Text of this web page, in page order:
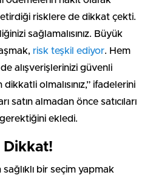
risklere de dikkat çekti.
sağlamalısınız. Büyük
risk teşkil ediyor. Hem
alışverişlerinizi güvenli
olmalısınız,” ifadelerini
satın almadan önce satıcıları
ekledi.
Dikkat!
bir seçim yapmak